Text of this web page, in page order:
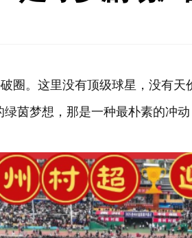
圈。这里没有顶级球星，没有
茵梦想，那是一种最朴素的冲